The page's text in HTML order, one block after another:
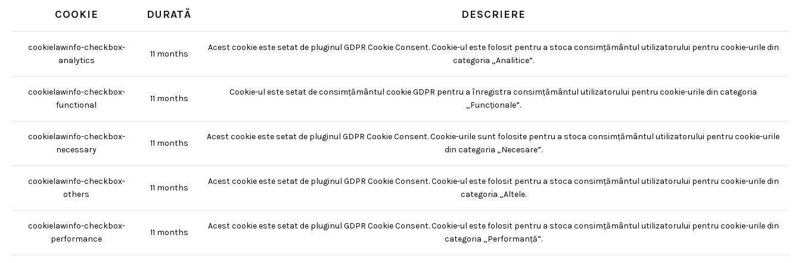
COOKIE DURATĂ DESCRIERE
cookielawinfo-checkbox-
analytics
11 months
Acest cookie este setat de pluginul GDPR Cookie Consent. Cookie-ul este folosit pentru a stoca consimțământul utilizatorului pentru cookie-urile din
categoria „Analitice”.
cookielawinfo-checkbox-
functional
11 months
Cookie-ul este setat de consimțământul cookie GDPR pentru a înregistra consimțământul utilizatorului pentru cookie-urile din categoria
„Funcționale”.
cookielawinfo-checkbox-
necessary
11 months
Acest cookie este setat de pluginul GDPR Cookie Consent. Cookie-urile sunt folosite pentru a stoca consimțământul utilizatorului pentru cookie-urile
din categoria „Necesare”.
cookielawinfo-checkbox-
others
11 months
Acest cookie este setat de pluginul GDPR Cookie Consent. Cookie-ul este folosit pentru a stoca consimțământul utilizatorului pentru cookie-urile din
categoria „Altele.
cookielawinfo-checkbox-
performance
11 months
Acest cookie este setat de pluginul GDPR Cookie Consent. Cookie-ul este folosit pentru a stoca consimțământul utilizatorului pentru cookie-urile din
categoria „Performanță”.